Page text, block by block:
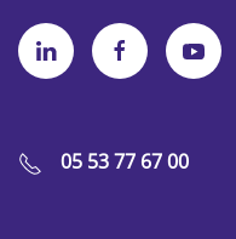
05 53 77 67 00